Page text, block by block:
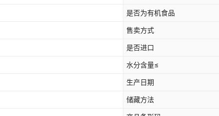
是否为有机食品
售卖方式
是否进口
水分含量≤
生产日期
储藏方法